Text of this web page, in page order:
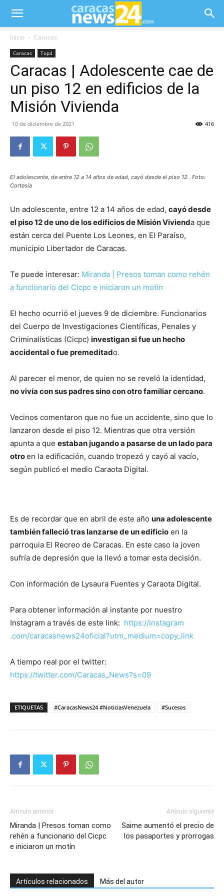
Inicio Caracas
Caracas Top4
Caracas | Adolescente cae de
un piso 12 en edificios de la
Misión Vivienda
10 de diciembre de 2021 416
El adolescente, de entre 12 a 14 años de edad, cayó desde el piso 12 . Foto:
Cortesía
Un adolescente, entre 12 a 14 años de edad, cayó desde
el piso 12 de uno de los edificios de Misión Vivienda que
están cerca del Puente Los Leones, en El Paraíso,
municipio Libertador de Caracas.
Te puede interesar: Miranda | Presos toman como rehén
a funcionario del Cicpc e iniciaron un motín
El hecho ocurrió el jueves 9 de diciembre. Funcionarios
del Cuerpo de Investigaciones Científicas, Penales y
Criminalísticas (Cicpc) investigan si fue un hecho
accidental o fue premeditado.
Al parecer el menor, de quien no se reveló la identidad,
no vivía con sus padres sino con otro familiar cercano.
Vecinos comentaron que no fue un accidente, sino que lo
lanzaron desde el piso 12. Mientras que otra versión
apunta a que estaban jugando a pasarse de un lado para
otroen la edificación, cuando tropezó y cayó al vacío,
según publicó el medio Caraota Digital.
Es de recordar que en abril de este año una adolescente
también falleció tras lanzarse de un edificio en la
parroquia El Recreo de Caracas. En este caso la joven
sufría de depresión que la llevó a tomar esta decisión.
Con información de Lysaura Fuentes y Caraota Digital.
Para obtener información al instante por nuestro
Instagram a través de este link: https://instagram
.com/caracasnews24oficial?utm_medium=copy_link
A tiempo real por el twitter:
https://twitter.com/Caracas_News?s=09
ETIQUETAS #CaracasNews24 #NoticiasVenezuela #Sucesos
Artículo anterior
Miranda | Presos toman como
rehén a funcionario del Cicpc
e iniciaron un motín
Artículo siguiente
Saime aumentó el precio de
los pasaportes y prorrogas
Artículos relacionados Más del autor